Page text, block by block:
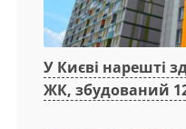
У Києві нарешті
ЖК, збудований